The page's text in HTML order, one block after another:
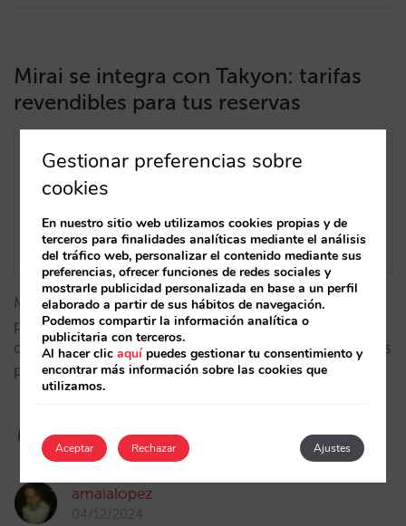
Mirai se integra con Takyon: tarifas
revendibles para tus reservas
Mirai se integra con Takyon, una plataforma que
permite revender reservas no reembolsables,
ofreciendo mayor flexibilidad y nuevas oportunidades
para hoteles.…
amaialopez
04/12/2024
Gestionar preferencias sobre
cookies
En nuestro sitio web utilizamos cookies propias y de
terceros para finalidades analíticas mediante el análisis
del tráfico web, personalizar el contenido mediante sus
preferencias, ofrecer funciones de redes sociales y
mostrarle publicidad personalizada en base a un perfil
elaborado a partir de sus hábitos de navegación.
Podemos compartir la información analítica o
publicitaria con terceros.
Al hacer clicaquípuedes gestionar tu consentimiento y
encontrar más información sobre las cookies que
utilizamos.
Aceptar Ajustes
Rechazar